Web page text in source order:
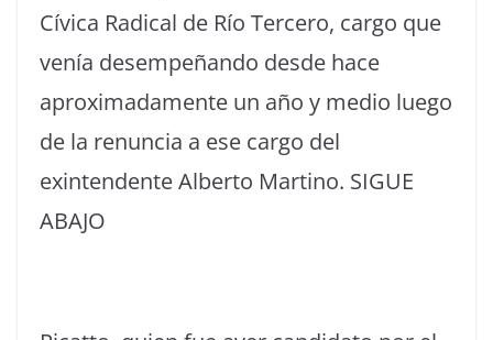
Cívica Radical de Río Tercero, cargo que
venía desempeñando desde hace
aproximadamente un año y medio luego
de la renuncia a ese cargo del
exintendente Alberto Martino. SIGUE
ABAJO